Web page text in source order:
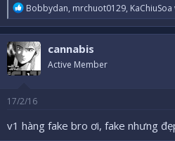
R
e
a
c
t
i
o
s
Bobbydan, mrchuot0129, KaChiuSoa
cannabis
Active Member
17/2/16
v1 hàng fake bro ơi, fake nhưng